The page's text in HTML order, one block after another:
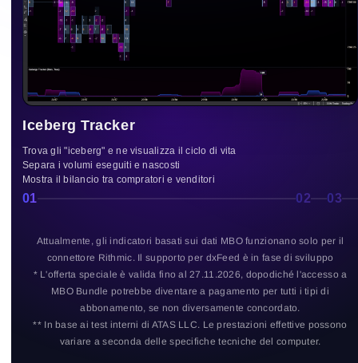
Iceberg Tracker
Trova gli "iceberg" e ne visualizza il ciclo di vita
Separa i volumi eseguiti e nascosti
Mostra il bilancio tra compratori e venditori
01 02 03
Attualmente, gli indicatori basati sui dati MBO funzionano solo per il
connettore Rithmic. Il supporto per dxFeed è in fase di sviluppo
* L'offerta speciale è valida fino al 27.11.2026, dopodiché l'accesso a
MBO Bundle potrebbe diventare a pagamento per tutti i tipi di
abbonamento, se non diversamente concordato.
** In base ai test interni di ATAS LLC. Le prestazioni effettive possono
variare a seconda delle specifiche tecniche del computer.